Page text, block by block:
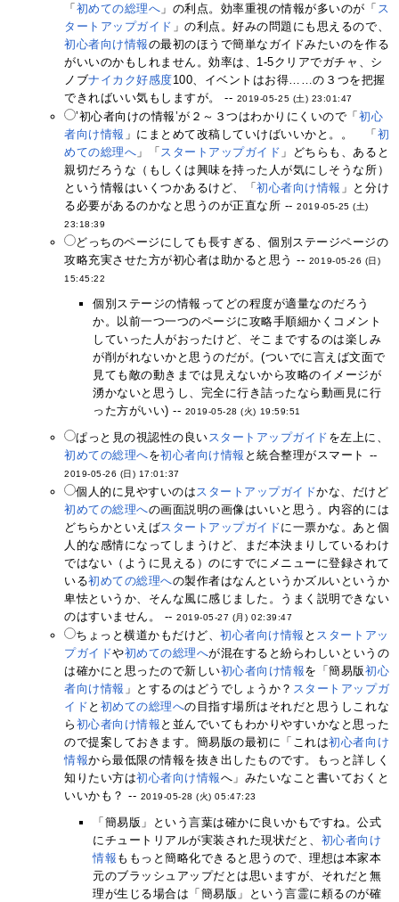
「 初めての総理へ 」の利点。効率重視の情報が多いのが「 ス
タートアップガイド 」の利点。好みの問題にも思えるので、
初心者向け情報の最初のほうで簡単なガイドみたいのを作る
がいいのかもしれません。効率は、1-5クリアでガチャ、シ
ノブナイカク好感度100、イベントはお得……の３つを把握
できればいい気もしますが。 -- 2019-05-25 (土) 23:01:47
’初心者向けの情報’が２～３つはわかりにくいので「初心
者向け情報 」にまとめて改稿していけばいいかと。。 「 初
めての総理へ 」「 スタートアップガイド 」どちらも、あると
親切だろうな（もしくは興味を持った人が気にしそうな所）
という情報はいくつかあるけど、「初心者向け情報 」と分け
る必要があるのかなと思うのが正直な所 --2019-05-25 (土)
23:18:39
どっちのページにしても長すぎる、個別ステージページの
攻略充実させた方が初心者は助かると思う -- 2019-05-26 (日)
15:45:22
個別ステージの情報ってどの程度が適量なのだろう
か。以前一つ一つのページに攻略手順細かくコメント
していった人がおったけど、そこまでするのは楽しみ
が削がれないかと思うのだが。(ついでに言えば文面で
見ても敵の動きまでは見えないから攻略のイメージが
湧かないと思うし、完全に行き詰ったなら動画見に行
った方がいい) -- 2019-05-28 (火) 19:59:51
ぱっと見の視認性の良いスタートアップガイド を左上に、
初めての総理へを初心者向け情報 と統合整理がスマート --
2019-05-26 (日) 17:01:37
個人的に見やすいのはスタートアップガイドかな、だけど
初めての総理への画面説明の画像はいいと思う。内容的には
どちらかといえばスタートアップガイドに一票かな。あと個
人的な感情になってしまうけど、まだ本決まりしているわけ
ではない（ように見える）のにすでにメニューに登録されて
いる初めての総理への製作者はなんというかズルいというか
卑怯というか、そんな風に感じました。うまく説明できない
のはすいません。 --2019-05-27 (月) 02:39:47
ちょっと横道かもだけど、初心者向け情報 と スタートアッ
プガイドや初めての総理へが混在すると紛らわしいというの
は確かにと思ったので新しい初心者向け情報を「簡易版初心
者向け情報 」とするのはどうでしょうか？ スタートアップガ
イド と 初めての総理への目指す場所はそれだと思うしこれな
ら 初心者向け情報 と並んでいてもわかりやすいかなと思った
ので提案しておきます。簡易版の最初に「これは初心者向け
情報から最低限の情報を抜き出したものです。もっと詳しく
知りたい方は初心者向け情報へ」みたいなこと書いておくと
いいかも？ -- 2019-05-28 (火) 05:47:23
「簡易版」という言葉は確かに良いかもですね。公式
にチュートリアルが実装された現状だと、 初心者向け
情報 ももっと簡略化できると思うので、理想は本家本
元のブラッシュアップだとは思いますが、それだと無
理が生じる場合は「簡易版」という言霊に頼るのが確